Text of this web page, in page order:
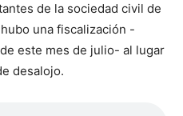
de la sociedad civil de
una fiscalización -
este mes de julio- al lugar
desalojo.